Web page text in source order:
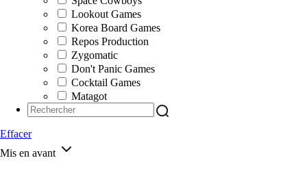
Lookout Games
Korea Board Games
Repos Production
Zygomatic
Don't Panic Games
Cocktail Games
Matagot
Effacer
Mis en avant